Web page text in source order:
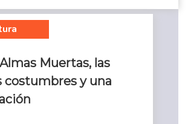
Muertas, las
costumbres y una